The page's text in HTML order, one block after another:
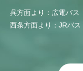
呉方面より：広電バス
西条方面より：JRバ